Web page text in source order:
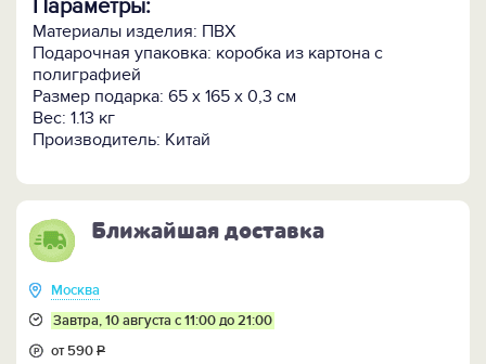
Параметры:
Материалы изделия: ПВХ
Подарочная упаковка: коробка из картона с
полиграфией
Размер подарка: 65 x 165 х 0,3 см
Вес: 1.13 кг
Производитель: Китай
Ближайшая доставка
Москва
Завтра, 10 августа с 11:00 до 21:00
от 590Р